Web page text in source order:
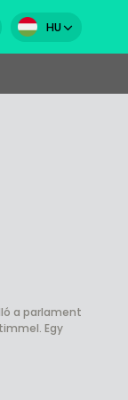
HU
a parlament
Egy